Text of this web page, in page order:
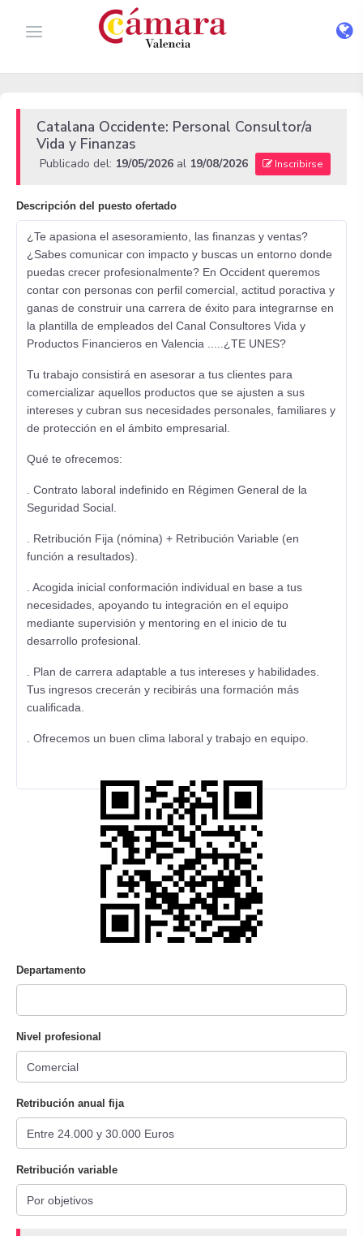
Catalana Occidente: Personal Consultor/a
Vida y Finanzas
Publicado del: 19/05/2026 al 19/08/2026 Inscribirse
Descripción del puesto ofertado
¿Te apasiona el asesoramiento, las finanzas y ventas?
¿Sabes comunicar con impacto y buscas un entorno donde
puedas crecer profesionalmente? En Occident queremos
contar con personas con perfil comercial, actitud poractiva y
ganas de construir una carrera de éxito para integrarnse en
la plantilla de empleados del Canal Consultores Vida y
Productos Financieros en Valencia .....¿TE UNES?
Tu trabajo consistirá en asesorar a tus clientes para
comercializar aquellos productos que se ajusten a sus
intereses y cubran sus necesidades personales, familiares y
de protección en el ámbito empresarial.
Qué te ofrecemos:
. Contrato laboral indefinido en Régimen General de la
Seguridad Social.
. Retribución Fija (nómina) + Retribución Variable (en
función a resultados).
. Acogida inicial conformación individual en base a tus
necesidades, apoyando tu integración en el equipo
mediante supervisión y mentoring en el inicio de tu
desarrollo profesional.
. Plan de carrera adaptable a tus intereses y habilidades.
Tus ingresos crecerán y recibirás una formación más
cualificada.
. Ofrecemos un buen clima laboral y trabajo en equipo.
Departamento
Nivel profesional
Retribución anual fija
Retribución variable